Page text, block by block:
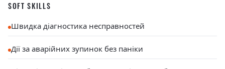
SOFT SKILLS
Швидка діагностика несправностей
Дії за аварійних зупинок без паніки